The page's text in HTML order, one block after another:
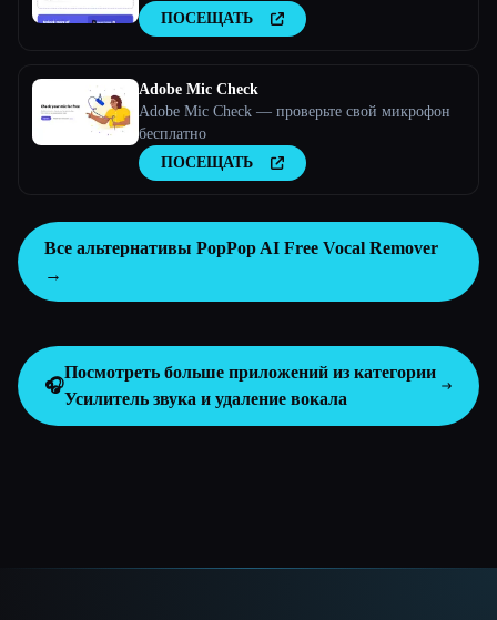
ПОСЕЩАТЬ
Adobe Mic Check
Adobe Mic Check — проверьте свой микрофон
бесплатно
ПОСЕЩАТЬ
Все альтернативы PopPop AI Free Vocal Remover
→
🎧
Посмотреть больше приложений из категории
Усилитель звука и удаление вокала